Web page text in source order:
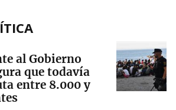
al Gobierno
que todavía
entre 8.000 y